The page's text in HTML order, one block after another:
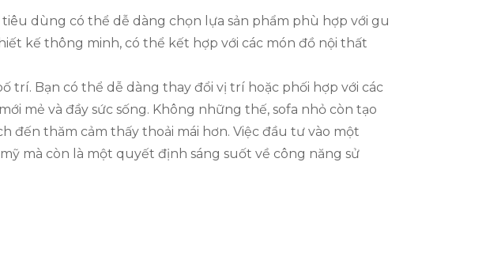
dùng có thể dễ dàng chọn lựa sản phẩm phù hợp với gu
kế thông minh, có thể kết hợp với các món đồ nội thất
trí. Bạn có thể dễ dàng thay đổi vị trí hoặc phối hợp với các
mẻ và đầy sức sống. Không những thế, sofa nhỏ còn tạo
đến thăm cảm thấy thoải mái hơn. Việc đầu tư vào một
mà còn là một quyết định sáng suốt về công năng sử